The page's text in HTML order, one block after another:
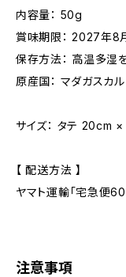
内容量： 50g
賞味期限： 2027年8
保存方法： 高温多湿
原産国： マダガスカル
サイズ： タテ 20cm
【 配送方法 】
ヤマト運輸「宅急便
注意事項